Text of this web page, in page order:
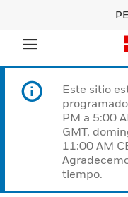
Este sitio
PM a 5:00
GMT,
11:00 AM
tiempo.